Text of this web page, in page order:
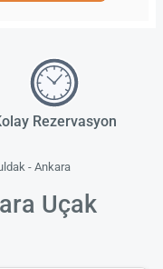
Rezervasyon
- Ankara
Uçak